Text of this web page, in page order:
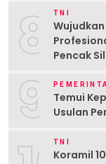
8 TNI
Pencak
9
Temui
Usulan
TNI
Koramil